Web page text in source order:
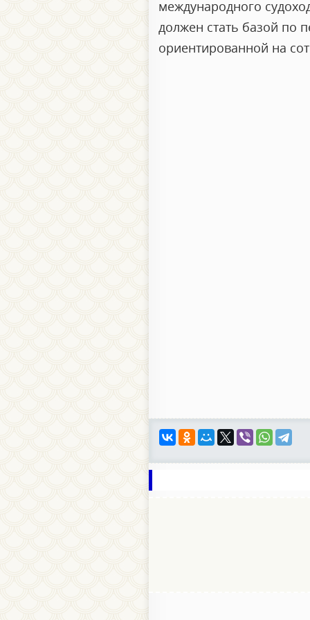
международного
должен стать базой по
ориентированной на